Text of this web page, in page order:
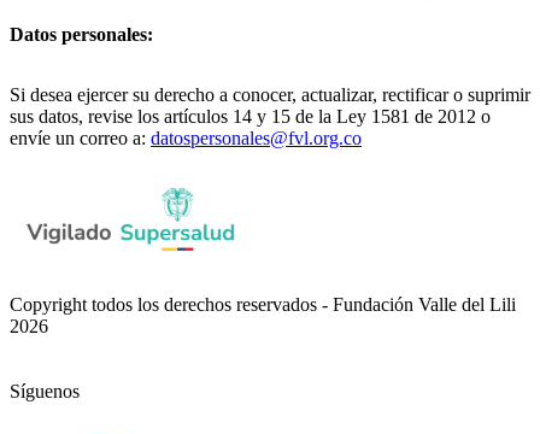
Datos personales:
Si desea ejercer su derecho a conocer, actualizar, rectificar o suprimir
sus datos, revise los artículos 14 y 15 de la Ley 1581 de 2012 o
envíe un correo a: datospersonales@fvl.org.co
Copyright todos los derechos reservados - Fundación Valle del Lili
2026
Síguenos